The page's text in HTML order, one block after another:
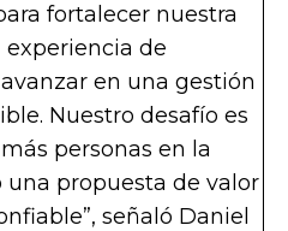
fortalecer nuestra
experiencia de
en una gestión
Nuestro desafío es
personas en la
propuesta de valor
señaló Daniel